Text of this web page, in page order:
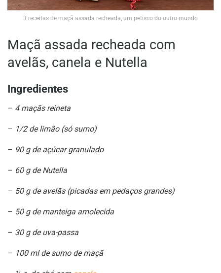
3 receitas de maçã assada recheada, um petisco do outro mundo
Maçã assada recheada com
avelãs, canela e Nutella
Ingredientes
– 4 maçãs reineta
– 1/2 de limão (só sumo)
– 90 g de açúcar granulado
– 60 g de Nutella
– 50 g de avelãs (picadas em pedaços grandes)
– 50 g de manteiga amolecida
– 30 g de uva-passa
– 100 ml de sumo de maçã